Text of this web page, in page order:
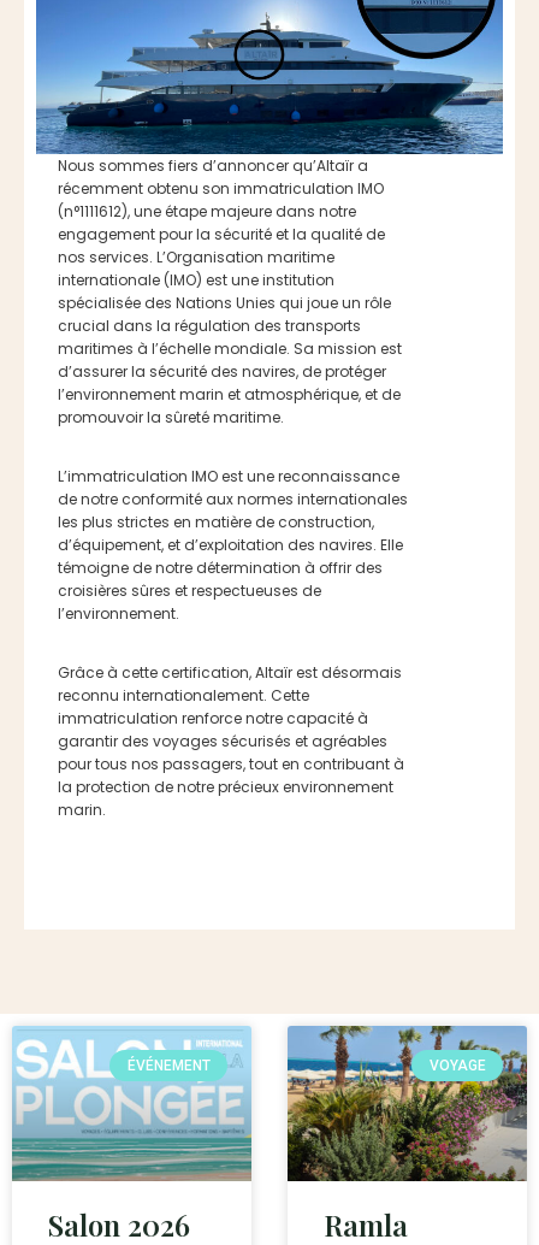
Nous sommes fiers d’annoncer qu’Altaïr a
récemment obtenu son immatriculation IMO
(n°1111612), une étape majeure dans notre
engagement pour la sécurité et la qualité de
nos services. L’Organisation maritime
internationale (IMO) est une institution
spécialisée des Nations Unies qui joue un rôle
crucial dans la régulation des transports
maritimes à l’échelle mondiale. Sa mission est
d’assurer la sécurité des navires, de protéger
l’environnement marin et atmosphérique, et de
promouvoir la sûreté maritime.
L’immatriculation IMO est une reconnaissance
de notre conformité aux normes internationales
les plus strictes en matière de construction,
d’équipement, et d’exploitation des navires. Elle
témoigne de notre détermination à offrir des
croisières sûres et respectueuses de
l’environnement.
Grâce à cette certification, Altaïr est désormais
reconnu internationalement. Cette
immatriculation renforce notre capacité à
garantir des voyages sécurisés et agréables
pour tous nos passagers, tout en contribuant à
la protection de notre précieux environnement
marin.
ÉVÉNEMENT
Salon 2026
VOYAGE
Ramla